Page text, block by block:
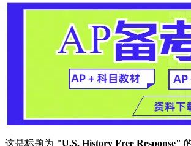
这是标题为 "U.S. History Free Response"